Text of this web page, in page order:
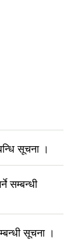
सूचना ।
सम्बन्धी
सूचना ।